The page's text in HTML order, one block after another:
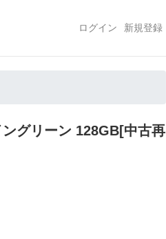
ログイン 新規登録
グリーン 128GB[中古再